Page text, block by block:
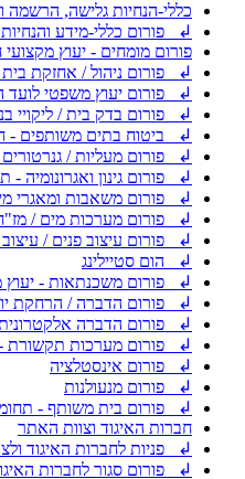
כללי-הנחיות גלישה, הרשמה
↲ פורום כללי-מידע
פורום מומחים - יעוץ
↲ פורום ניהול / אחזקת
↲ פורום יעוץ משפטי לועד
↲ פורום בדק בית / ליקויי
↲ ביטוח בתים משותפים -
↲ פורום מעליות /
↲ פורום גינון ואגרונומיה
↲ פורום משאבות ומאגרי
↲ פורום מערכות מים /
↲ פורום עיצוב פנים /
↲ הום סטיילינג
↲ פורום משכנתאות - יעוץ
↲ פורום הדברה / הרחקת
↲ פורום הדברה
↲ פורום מערכות תקשורת -
↲ פורום אינסטלציה
↲ פורום מנעולנות
↲ פורום בית משותף -
חברות האיגוד וצוות האתר
↲ פניות לחברות האיגוד
↲ פורום סגור לחברות